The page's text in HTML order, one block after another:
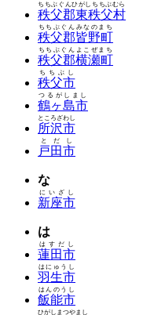
秩父郡東秩父村
ちちぶぐんひがしちちぶむら
秩父郡皆野町
ちちぶぐんみなのまち
秩父郡横瀬町
ちちぶぐんよこぜまち
秩父市
ちちぶし
鶴ヶ島市
つるがしまし
所沢市
ところざわし
戸田市
とだし
な
新座市
にいざし
は
蓮田市
はすだし
羽生市
はにゅうし
飯能市
はんのうし
ひがしまつやまし